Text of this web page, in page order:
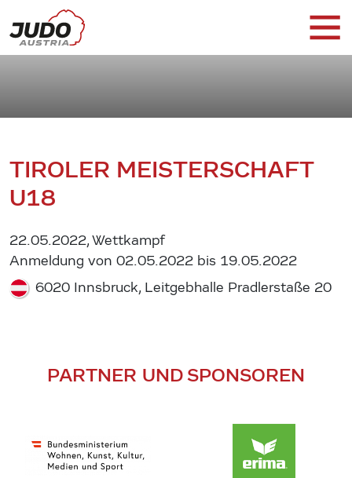
TIROLER MEISTERSCHAFT
U18
22.05.2022, Wettkampf
Anmeldung von 02.05.2022 bis 19.05.2022
6020 Innsbruck, Leitgebhalle Pradlerstaße 20
PARTNER UND SPONSOREN